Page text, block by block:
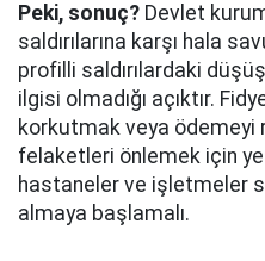
Peki, sonuç? Devlet
saldırılarına karşı hala
profilli saldırılardaki
ilgisi olmadığı açıktır.
korkutmak veya
felaketleri önlemek için
hastaneler ve işletmeler
almaya başlamalı.